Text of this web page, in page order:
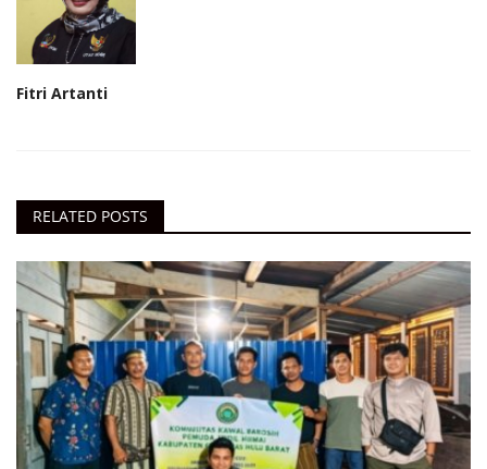
Fitri Artanti
RELATED POSTS